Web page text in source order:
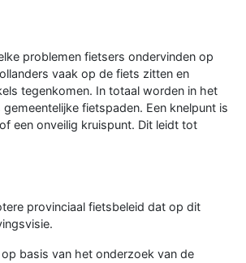
problemen fietsers ondervinden op
vaak op de fiets zitten en
tegenkomen. In totaal worden in het
fietspaden. Een knelpunt is
een onveilig kruispunt. Dit leidt tot
provinciaal fietsbeleid dat op dit
basis van het onderzoek van de